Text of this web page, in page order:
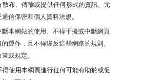
散布、傳輸或提供任何形式的資訊、元
信保密和個人資料法規。
斷本網站的使用。不得干擾或中斷網頁
運作，且不得違反這些網路的規則、
或規定。
使用本網頁進行任何可能有助於或促